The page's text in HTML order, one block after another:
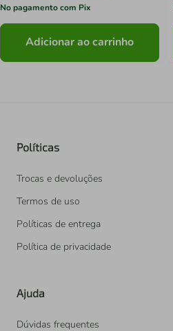
No pagamento com Pix
Adicionar ao carrinho
Políticas
Trocas e devoluções
Termos de uso
Políticas de entrega
Política de privacidade
Ajuda
Dúvidas frequentes